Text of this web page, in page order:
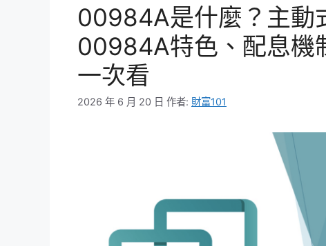
00984A是什麼？主動
00984A特色、配息機
一次看
2026 年 6 月 20 日 作者: 財富101